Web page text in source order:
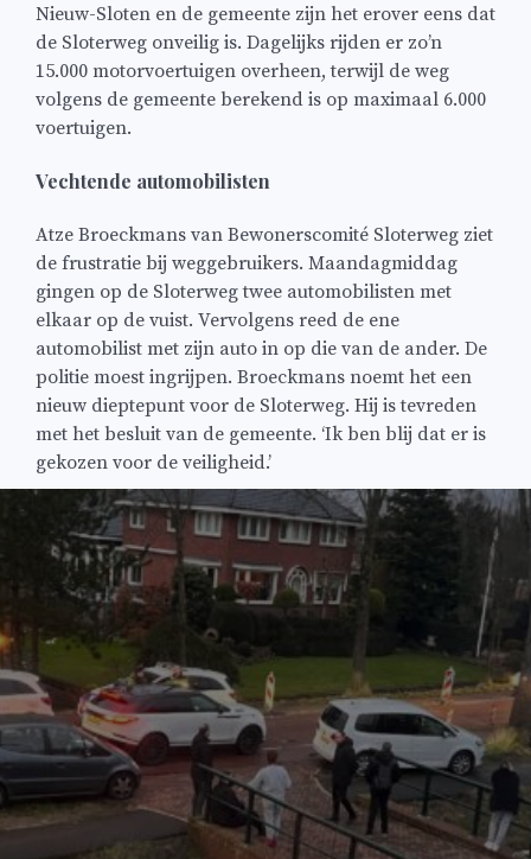
Nieuw-Sloten en de gemeente zijn het erover eens dat
de Sloterweg onveilig is. Dagelijks rijden er zo’n
15.000 motorvoertuigen overheen, terwijl de weg
volgens de gemeente berekend is op maximaal 6.000
voertuigen.
Vechtende automobilisten
Atze Broeckmans van Bewonerscomité Sloterweg ziet
de frustratie bij weggebruikers. Maandagmiddag
gingen op de Sloterweg twee automobilisten met
elkaar op de vuist. Vervolgens reed de ene
automobilist met zijn auto in op die van de ander. De
politie moest ingrijpen. Broeckmans noemt het een
nieuw dieptepunt voor de Sloterweg. Hij is tevreden
met het besluit van de gemeente. ‘Ik ben blij dat er is
gekozen voor de veiligheid.’